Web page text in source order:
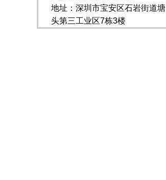
地址：深圳市宝安区石岩街道塘
头第三工业区7栋3楼